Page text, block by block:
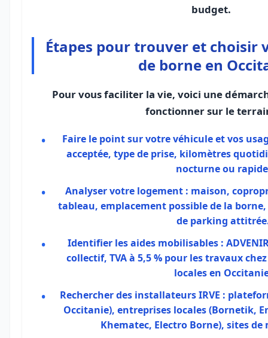
budget.
Étapes pour trouver et choisir
de borne en
Pour vous faciliter la vie, voici une
fonctionner sur le
Faire le point sur votre véhicule et vos
acceptée, type de prise, kilomètres
nocturne ou
Analyser votre logement: maison,
tableau, emplacement possible de la
de parking
Identifier les aides mobilisables:
collectif, TVA à 5,5 % pour les travaux
locales en
Rechercher des installateurs IRVE :
Occitanie), entreprises locales (Bornetik,
Khematec, Electro Borne), sites